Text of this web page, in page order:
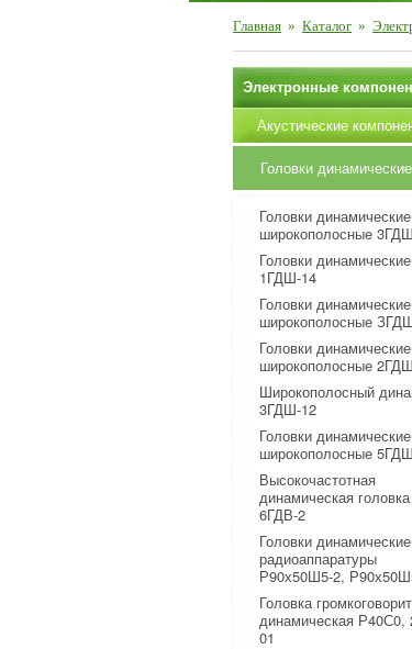
Главная » Каталог »
Электронные
Акустические
Головки динамические
Головки динамические
широкополосные
Головки динамические
1ГДШ-14
Головки динамические
широкополосные
Головки динамические
широкополосные
Широкополосный
3ГДШ-12
Головки динамические
широкополосные
Высокочастотная
динамическая головка
6ГДВ-2
Головки
радиоаппаратуры
Р90х50Ш5-2,
Головка
динамическая Р40С0,
01